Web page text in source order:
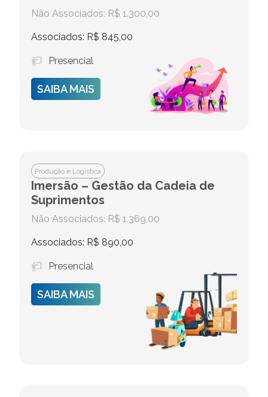
Não Associados: R$ 1.300,00
Associados: R$ 845,00
Presencial
SAIBA MAIS
Produção e Logística
Imersão – Gestão da Cadeia de
Suprimentos
Não Associados: R$ 1.369,00
Associados: R$ 890,00
Presencial
SAIBA MAIS